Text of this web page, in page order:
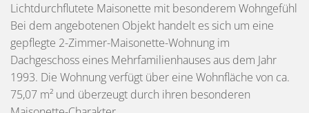
Lichtdurchflutete Maisonette mit besonderem Wohngefühl
Bei dem angebotenen Objekt handelt es sich um eine
gepflegte 2-Zimmer-Maisonette-Wohnung im
Dachgeschoss eines Mehrfamilienhauses aus dem Jahr
1993. Die Wohnung verfügt über eine Wohnfläche von ca.
75,07 m² und überzeugt durch ihren besonderen